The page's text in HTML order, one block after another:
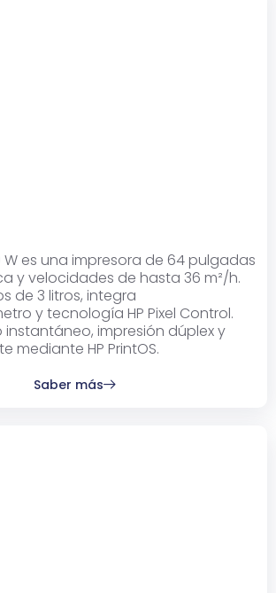
W es una impresora de 64 pulgadas
y velocidades de hasta 36 m²/h.
de 3 litros, integra
y tecnología HP Pixel Control.
impresión dúplex y
mediante HP PrintOS.
Saber más